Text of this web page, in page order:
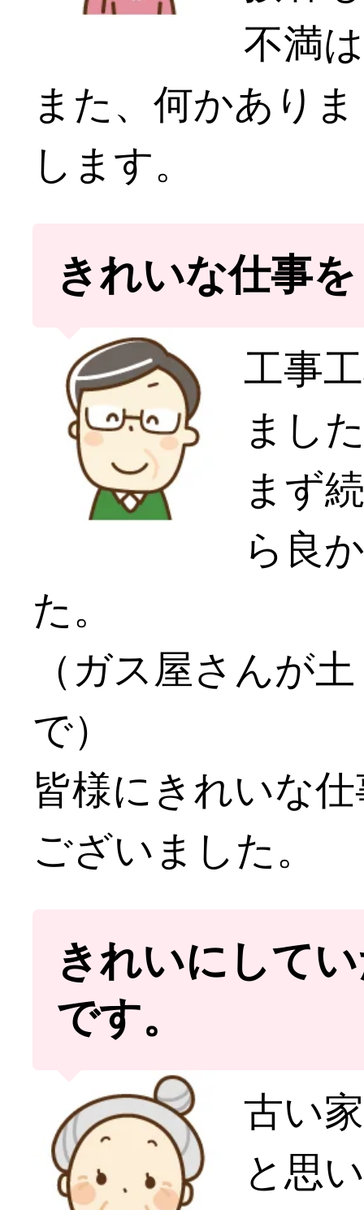
不満
また、何かあり
します。
きれいな仕事
工事
まし
まず
ら良
た。
（ガス屋さんが
で）
皆様にきれいな
ございました。
きれいにして
です。
古い
と思